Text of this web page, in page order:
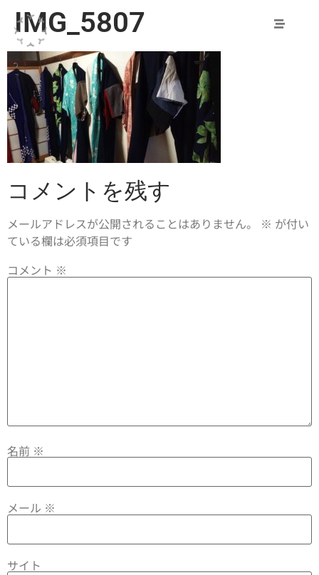
IMG_5807
コメントを残す
メールアドレスが公開されることはありません。 ※ が付い
ている欄は必須項目です
コメント ※
名前 ※
メール ※
サイト